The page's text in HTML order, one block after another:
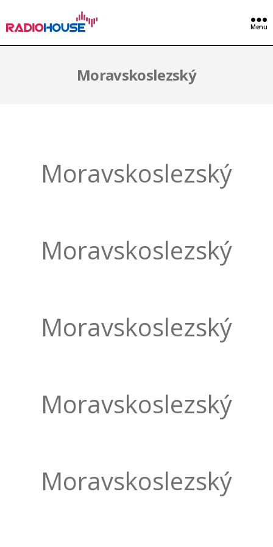
Menu
Moravskoslezský
Moravskoslezský
Moravskoslezský
Moravskoslezský
Moravskoslezský
Moravskoslezský